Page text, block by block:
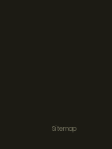
Sitemap